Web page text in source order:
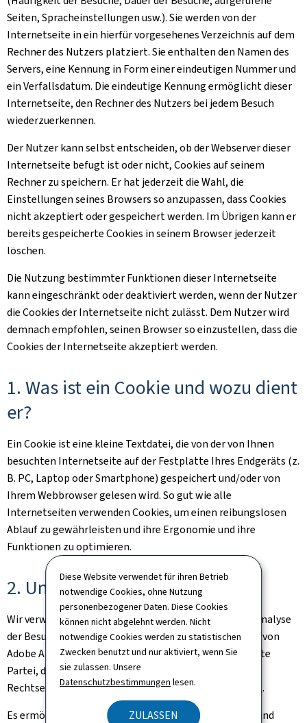
Diese Website verwendet für ihren Betrieb
notwendige Cookies, ohne Nutzung
personenbezogener Daten. Diese Cookies
können nicht abgelehnt werden. Nicht
notwendige Cookies werden zu statistischen
Zwecken benutzt und nur aktiviert, wenn Sie
sie zulassen. Unsere
Datenschutzbestimmungen lesen.
ZULASSEN
Seiten, Spracheinstellungen usw.). Sie werden von der
Internetseite in ein hierfür vorgesehenes Verzeichnis auf dem
Rechner des Nutzers platziert. Sie enthalten den Namen des
Servers, eine Kennung in Form einer eindeutigen Nummer und
ein Verfallsdatum. Die eindeutige Kennung ermöglicht dieser
Internetseite, den Rechner des Nutzers bei jedem Besuch
wiederzuerkennen.
Der Nutzer kann selbst entscheiden, ob der Webserver dieser
Internetseite befugt ist oder nicht, Cookies auf seinem
Rechner zu speichern. Er hat jederzeit die Wahl, die
Einstellungen seines Browsers so anzupassen, dass Cookies
nicht akzeptiert oder gespeichert werden. Im Übrigen kann er
bereits gespeicherte Cookies in seinem Browser jederzeit
löschen.
Die Nutzung bestimmter Funktionen dieser Internetseite
kann eingeschränkt oder deaktiviert werden, wenn der Nutzer
die Cookies der Internetseite nicht zulässt. Dem Nutzer wird
demnach empfohlen, seinen Browser so einzustellen, dass die
Cookies der Internetseite akzeptiert werden.
1. Was ist ein Cookie und wozu dient
er?
Ein Cookie ist eine kleine Textdatei, die von der von Ihnen
besuchten Internetseite auf der Festplatte Ihres Endgeräts (z.
B. PC, Laptop oder Smartphone) gespeichert und/oder von
Ihrem Webbrowser gelesen wird. So gut wie alle
Internetseiten verwenden Cookies, um einen reibungslosen
Ablauf zu gewährleisten und ihre Ergonomie und ihre
Funktionen zu optimieren.
2. Unsere Cookies
Wir verwenden Cookies im Rahmen der statistischen Analyse
der Besucherzahlen der Internetseite. Das Cookie wird von
Adobe Analytics platziert. Adobe Analytics ist eine dritte
Partei, die in Europa ansässig ist und der europäischen
Rechtsetzung bezüglich des Datenschutzes unterliegt.
Es ermöglicht uns, die Anzahl der Besucher zu zählen und